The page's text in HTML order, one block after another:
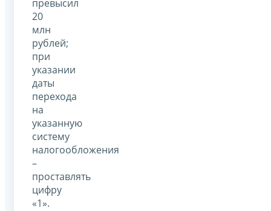
превысил
20
млн
рублей;
при
указании
даты
перехода
на
указанную
систему
налогообложения
–
проставлять
цифру
«1».